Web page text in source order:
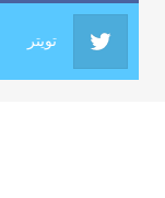
تويتر